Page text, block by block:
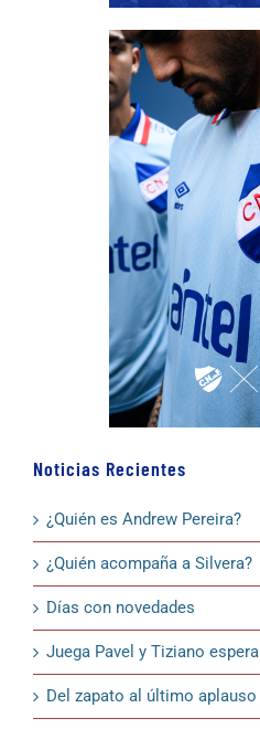
Noticias Recientes
¿Quién es Andrew Pereira?
¿Quién acompaña a Silvera?
Días con novedades
Juega Pavel y Tiziano espera
Del zapato al último aplauso